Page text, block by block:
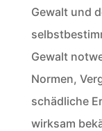
Gewalt und
Gewalt
Normen,
schädliche
wirksam